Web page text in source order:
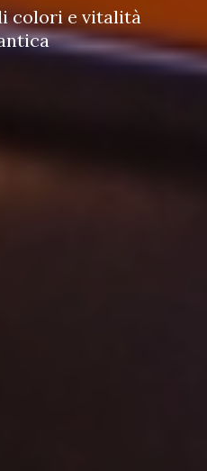
colori e vitalità